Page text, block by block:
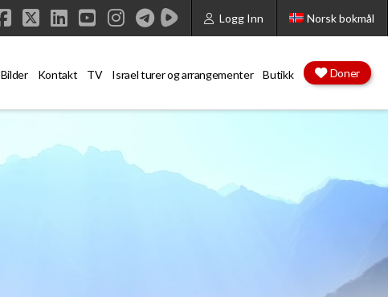
Logg Inn Norsk bokmål
Facebook
X LinkedIn
YouTube
Instagram
Bilder Kontakt TV Israel turer og arrangementer Butikk Doner